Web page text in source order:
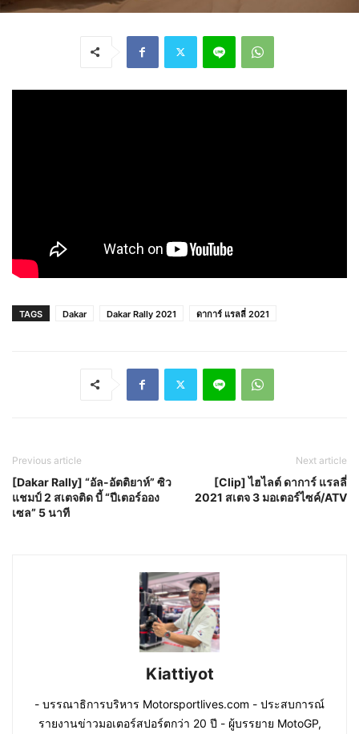
TAGS Dakar Dakar Rally 2021 ดาการ์ แรลลี่ 2021
Previous article
[Dakar Rally] “อัล-อัตติยาห์” ซิว
แชมป์ 2 สเตจติด บี้ “ปีเตอร์ออง
เซล” 5 นาที
Next article
[Clip] ไฮไลต์ ดาการ์ แรลลี่
2021 สเตจ 3 มอเตอร์ไซค์/ATV
Kiattiyot
- บรรณาธิการบริหาร Motorsportlives.com - ประสบการณ์
รายงานข่าวมอเตอร์สปอร์ตกว่า 20 ปี - ผู้บรรยาย MotoGP,